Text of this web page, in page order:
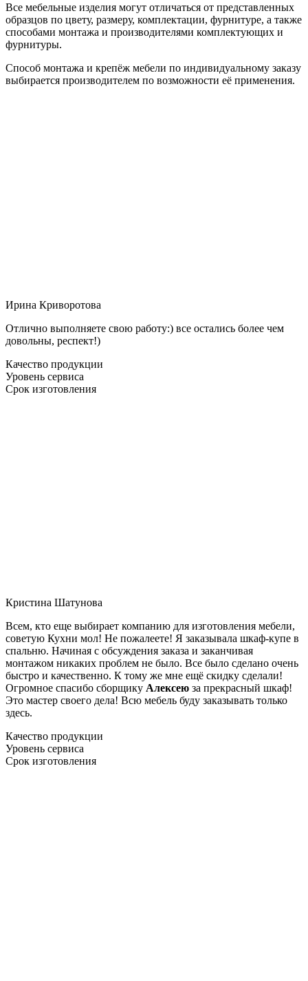
Все мебельные изделия могут отличаться от представленных
образцов по цвету, размеру, комплектации, фурнитуре, а также
способами монтажа и производителями комплектующих и
фурнитуры.
Способ монтажа и крепёж мебели по индивидуальному заказу
выбирается производителем по возможности её применения.
Ирина Криворотова
Отлично выполняете свою работу:) все остались более чем
довольны, респект!)
Качество продукции
Уровень сервиса
Срок изготовления
Кристина Шатунова
Всем, кто еще выбирает компанию для изготовления мебели,
советую Кухни мол! Не пожалеете! Я заказывала шкаф-купе в
спальню. Начиная с обсуждения заказа и заканчивая
монтажом никаких проблем не было. Все было сделано очень
быстро и качественно. К тому же мне ещё скидку сделали!
Огромное спасибо сборщику Алексею за прекрасный шкаф!
Это мастер своего дела! Всю мебель буду заказывать только
здесь.
Качество продукции
Уровень сервиса
Срок изготовления